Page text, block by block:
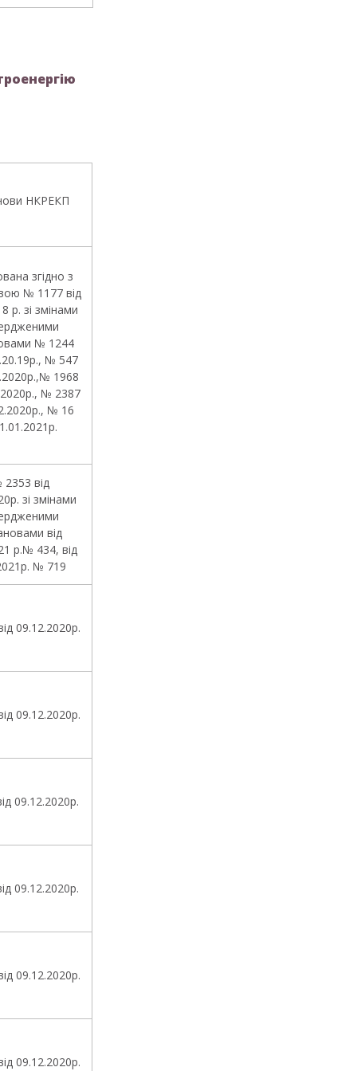
НКРЕКП
згідно з
№ 1177 від
р. зі змінами
№ 1244
№ 547
1968
№ 2387
№ 16
від
зі змінами
від
р.№ 434, від
№ 719
09.12.2020р.
09.12.2020р.
09.12.2020р.
09.12.2020р.
09.12.2020р.
09.12.2020р.